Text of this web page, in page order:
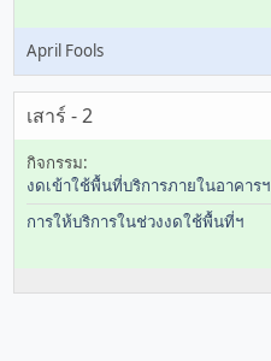
April Fools
เสาร์ - 2
งดเข้าใช้พื้นที่บริการภายในอาคารฯ
การให้บริการในช่วงงดใช้พื้นที่ฯ